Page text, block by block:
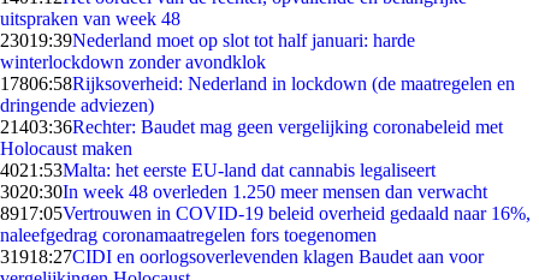
uitspraken van week 48
23019:39Nederland moet op slot tot half januari: harde
winterlockdown zonder avondklok
17806:58Rijksoverheid: Nederland in lockdown (de maatregelen en
dringende adviezen)
21403:36Rechter: Baudet mag geen vergelijking coronabeleid met
Holocaust maken
4021:53Malta: het eerste EU-land dat cannabis legaliseert
3020:30In week 48 overleden 1.250 meer mensen dan verwacht
8917:05Vertrouwen in COVID-19 beleid overheid gedaald naar 16%,
naleefgedrag coronamaatregelen fors toegenomen
31918:27CIDI en oorlogsoverlevenden klagen Baudet aan voor